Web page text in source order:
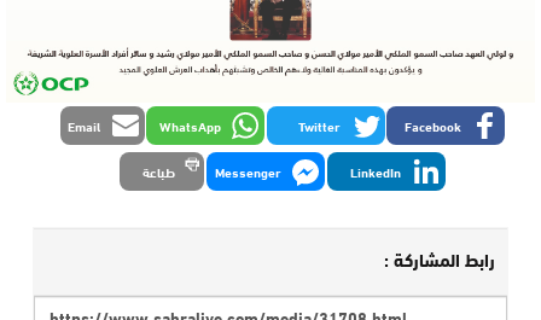
Facebook
Twitter
WhatsApp
Email
LinkedIn
Messenger طباعة
رابط المشاركة :